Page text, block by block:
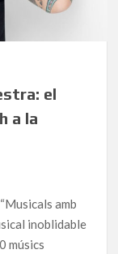
el
a la
amb
inoblidable
músics